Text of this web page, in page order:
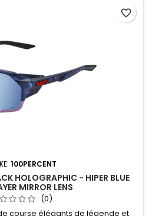
100PERCENT
HOLOGRAPHIC - HIPER BLUE
MIRROR LENS
(0)
course élégants de légende et
favorite_border